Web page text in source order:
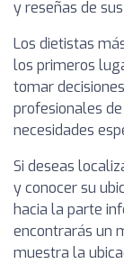
y reseñas de
Los dietistas
los primeros
tomar
profesionales
necesidades
Si deseas
y conocer su
hacia la parte
encontrarás un
muestra la